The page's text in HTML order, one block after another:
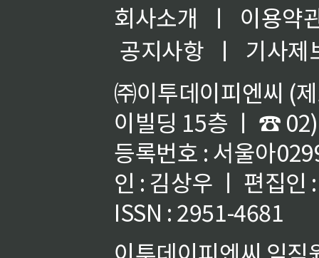
회사소개 ㅣ
이용약
공지사항
ㅣ
기사제
㈜이투데이피엔씨 (
이빌딩 15층 ㅣ ☎
등록번호 : 서울아
인 : 김상우 ㅣ 편집인
ISSN : 2951-4681